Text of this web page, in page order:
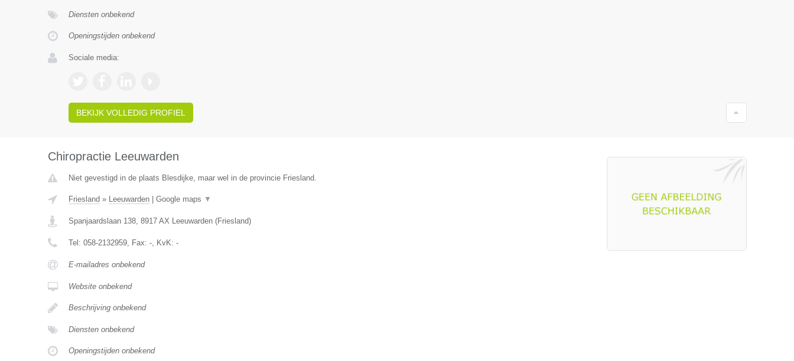
Diensten onbekend
Openingstijden onbekend
Sociale media:
BEKIJK VOLLEDIG PROFIEL
Chiropractie Leeuwarden
Niet gevestigd in de plaats Blesdijke, maar wel in de provincie Friesland.
Friesland » Leeuwarden| Google maps ▼
Spanjaardslaan 138, 8917 AX Leeuwarden(Friesland)
Tel: 058-2132959, Fax: -, KvK: -
E-mailadres onbekend
Website onbekend
Beschrijving onbekend
Diensten onbekend
Openingstijden onbekend